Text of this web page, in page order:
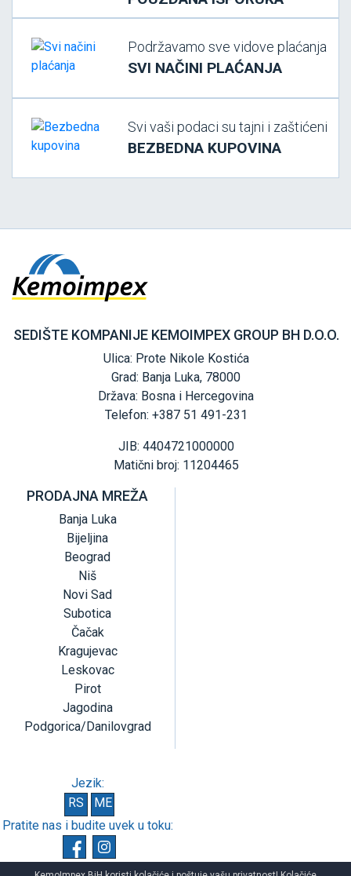
Podržavamo sve vidove plaćanja
SVI NAČINI PLAĆANJA
Svi vaši podaci su tajni i zaštićeni
BEZBEDNA KUPOVINA
SEDIŠTE KOMPANIJE KEMOIMPEX GROUP BH D.O.O.
Ulica: Prote Nikole Kostića
Grad: Banja Luka, 78000
Država: Bosna i Hercegovina
Telefon: +387 51 491-231
JIB: 4404721000000
Matični broj: 11204465
PRODAJNA MREŽA
Banja Luka
Bijeljina
Beograd
Niš
Novi Sad
Subotica
Čačak
Kragujevac
Leskovac
Pirot
Jagodina
Podgorica/Danilovgrad
Jezik:
RS
ME
Pratite nas i budite uvek u toku: